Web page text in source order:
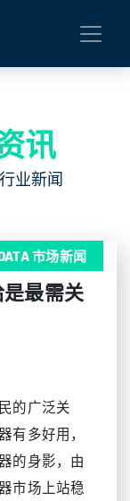
讯
业新闻
市场新闻
最需关
的广泛关
有多好用，
的身影，由
市场上站稳